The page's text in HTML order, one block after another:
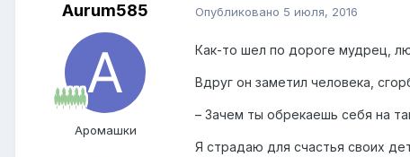
Aurum585
Аромашки
Опубликовано 5 июля, 2016
Как-то шел по дороге мудрец,
Вдруг он заметил человека,
– Зачем ты обрекаешь себя на
Я страдаю для счастья своих